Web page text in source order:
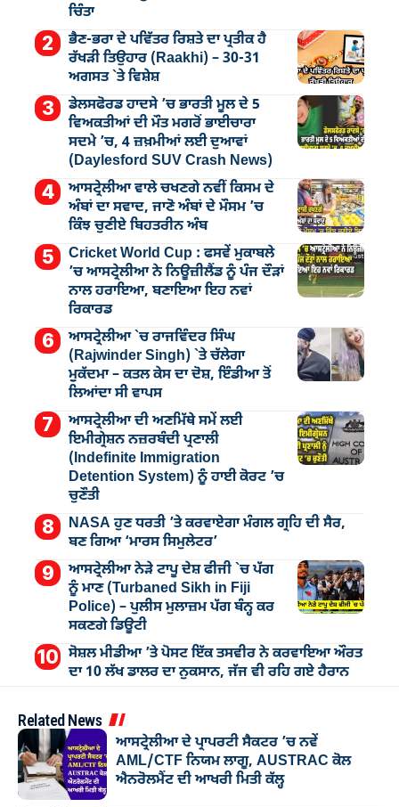
ਚਿੰਤਾ
ਭੈਣ-ਭਰਾ ਦੇ ਪਵਿੱਤਰ ਰਿਸ਼ਤੇ ਦਾ ਪ੍ਰਤੀਕ ਹੈ
ਰੱਖੜੀ ਤਿਉਹਾਰ (Raakhi) – 30-31
ਅਗਸਤ `ਤੇ ਵਿਸ਼ੇਸ਼
ਡੇਲਸਫੋਰਡ ਹਾਦਸੇ ’ਚ ਭਾਰਤੀ ਮੂਲ ਦੇ 5
ਵਿਅਕਤੀਆਂ ਦੀ ਮੌਤ ਮਗਰੋਂ ਭਾਈਚਾਰਾ
ਸਦਮੇ ’ਚ, 4 ਜ਼ਖ਼ਮੀਆਂ ਲਈ ਦੁਆਵਾਂ
(Daylesford SUV Crash News)
ਆਸਟ੍ਰੇਲੀਆ ਵਾਲੇ ਚਖਣਗੇ ਨਵੀਂ ਕਿਸਮ ਦੇ
ਅੰਬਾਂ ਦਾ ਸਵਾਦ, ਜਾਣੋ ਅੰਬਾਂ ਦੇ ਮੌਸਮ ’ਚ
ਕਿੰਝ ਚੁਣੀਏ ਬਿਹਤਰੀਨ ਅੰਬ
Cricket World Cup : ਫਸਵੇਂ ਮੁਕਾਬਲੇ
’ਚ ਆਸਟ੍ਰੇਲੀਆ ਨੇ ਨਿਊਜ਼ੀਲੈਂਡ ਨੂੰ ਪੰਜ ਦੌੜਾਂ
ਨਾਲ ਹਰਾਇਆ, ਬਣਾਇਆ ਇਹ ਨਵਾਂ
ਰਿਕਾਰਡ
ਆਸਟ੍ਰੇਲੀਆ `ਚ ਰਾਜਵਿੰਦਰ ਸਿੰਘ
(Rajwinder Singh) `ਤੇ ਚੱਲੇਗਾ
ਮੁੁਕੱਦਮਾ – ਕਤਲ ਕੇਸ ਦਾ ਦੋਸ਼, ਇੰਡੀਆ ਤੋਂ
ਲਿਆਂਦਾ ਸੀ ਵਾਪਸ
ਆਸਟ੍ਰੇਲੀਆ ਦੀ ਅਣਮਿੱਥੇ ਸਮੇਂ ਲਈ
ਇਮੀਗ੍ਰੇਸ਼ਨ ਨਜ਼ਰਬੰਦੀ ਪ੍ਰਣਾਲੀ
(Indefinite Immigration
Detention System) ਨੂੰ ਹਾਈ ਕੋਰਟ ’ਚ
ਚੁਣੌਤੀ
NASA ਹੁਣ ਧਰਤੀ ’ਤੇ ਕਰਵਾਏਗਾ ਮੰਗਲ ਗ੍ਰਹਿ ਦੀ ਸੈਰ,
ਬਣ ਗਿਆ ‘ਮਾਰਸ ਸਿਮੁਲੇਟਰ’
ਆਸਟ੍ਰੇਲੀਆ ਨੇੜੇ ਟਾਪੂ ਦੇਸ਼ ਫੀਜੀ `ਚ ਪੱਗ
ਨੂੰ ਮਾਣ (Turbaned Sikh in Fiji
Police) – ਪੁਲੀਸ ਮੁਲਾਜ਼ਮ ਪੱਗ ਬੰਨ੍ਹ ਕਰ
ਸਕਣਗੇ ਡਿਊਟੀ
ਸੋਸ਼ਲ ਮੀਡੀਆ ’ਤੇ ਪੋਸਟ ਇੱਕ ਤਸਵੀਰ ਨੇ ਕਰਵਾਇਆ ਔਰਤ
ਦਾ 10 ਲੱਖ ਡਾਲਰ ਦਾ ਨੁਕਸਾਨ, ਜੱਜ ਵੀ ਰਹਿ ਗਏ ਹੈਰਾਨ
Related News
ਆਸਟ੍ਰੇਲੀਆ ਦੇ ਪ੍ਰਾਪਰਟੀ ਸੈਕਟਰ ’ਚ ਨਵੇਂ
AML/CTF ਨਿਯਮ ਲਾਗੂ, AUSTRAC ਕੋਲ
ਐਨਰੋਲਮੈਂਟ ਦੀ ਆਖਰੀ ਮਿਤੀ ਕੱਲ੍ਹ